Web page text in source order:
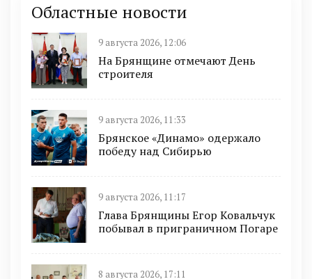
Областные новости
9 августа 2026, 12:06
На Брянщине отмечают День
строителя
9 августа 2026, 11:33
Брянское «Динамо» одержало
победу над Сибирью
9 августа 2026, 11:17
Глава Брянщины Егор Ковальчук
побывал в приграничном Погаре
8 августа 2026, 17:11